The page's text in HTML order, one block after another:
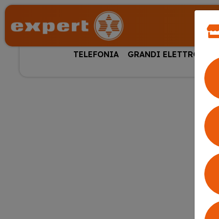
TELEFONIA GRANDI
HOME